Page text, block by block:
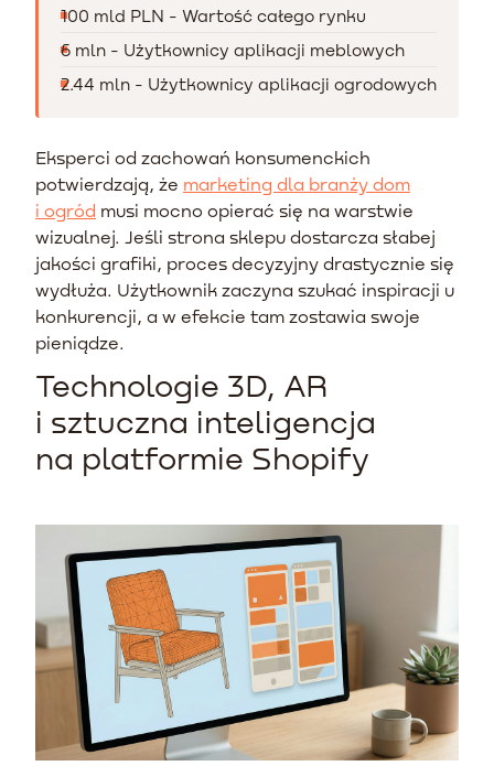
100 mld PLN - Wartość całego rynku
6 mln - Użytkownicy aplikacji meblowych
2.44 mln - Użytkownicy aplikacji ogrodowych
Eksperci od zachowań konsumenckich
potwierdzają, że marketing dla branży dom
i ogród musi mocno opierać się na warstwie
wizualnej. Jeśli strona sklepu dostarcza słabej
jakości grafiki, proces decyzyjny drastycznie się
wydłuża. Użytkownik zaczyna szukać inspiracji u
konkurencji, a w efekcie tam zostawia swoje
pieniądze.
Technologie 3D, AR
i sztuczna inteligencja
na platformie Shopify